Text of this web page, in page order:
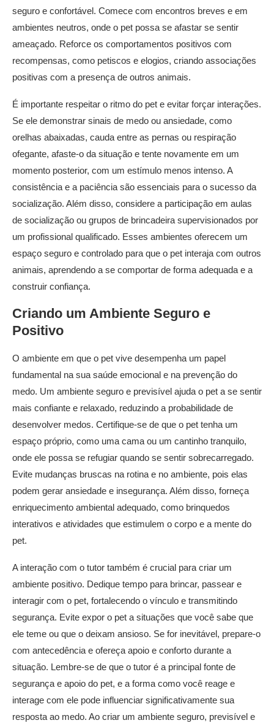
seguro e confortável. Comece com encontros breves e em
ambientes neutros, onde o pet possa se afastar se sentir
ameaçado. Reforce os comportamentos positivos com
recompensas, como petiscos e elogios, criando associações
positivas com a presença de outros animais.
É importante respeitar o ritmo do pet e evitar forçar interações.
Se ele demonstrar sinais de medo ou ansiedade, como
orelhas abaixadas, cauda entre as pernas ou respiração
ofegante, afaste-o da situação e tente novamente em um
momento posterior, com um estímulo menos intenso. A
consistência e a paciência são essenciais para o sucesso da
socialização. Além disso, considere a participação em aulas
de socialização ou grupos de brincadeira supervisionados por
um profissional qualificado. Esses ambientes oferecem um
espaço seguro e controlado para que o pet interaja com outros
animais, aprendendo a se comportar de forma adequada e a
construir confiança.
Criando um Ambiente Seguro e
Positivo
O ambiente em que o pet vive desempenha um papel
fundamental na sua saúde emocional e na prevenção do
medo. Um ambiente seguro e previsível ajuda o pet a se sentir
mais confiante e relaxado, reduzindo a probabilidade de
desenvolver medos. Certifique-se de que o pet tenha um
espaço próprio, como uma cama ou um cantinho tranquilo,
onde ele possa se refugiar quando se sentir sobrecarregado.
Evite mudanças bruscas na rotina e no ambiente, pois elas
podem gerar ansiedade e insegurança. Além disso, forneça
enriquecimento ambiental adequado, como brinquedos
interativos e atividades que estimulem o corpo e a mente do
pet.
A interação com o tutor também é crucial para criar um
ambiente positivo. Dedique tempo para brincar, passear e
interagir com o pet, fortalecendo o vínculo e transmitindo
segurança. Evite expor o pet a situações que você sabe que
ele teme ou que o deixam ansioso. Se for inevitável, prepare-o
com antecedência e ofereça apoio e conforto durante a
situação. Lembre-se de que o tutor é a principal fonte de
segurança e apoio do pet, e a forma como você reage e
interage com ele pode influenciar significativamente sua
resposta ao medo. Ao criar um ambiente seguro, previsível e